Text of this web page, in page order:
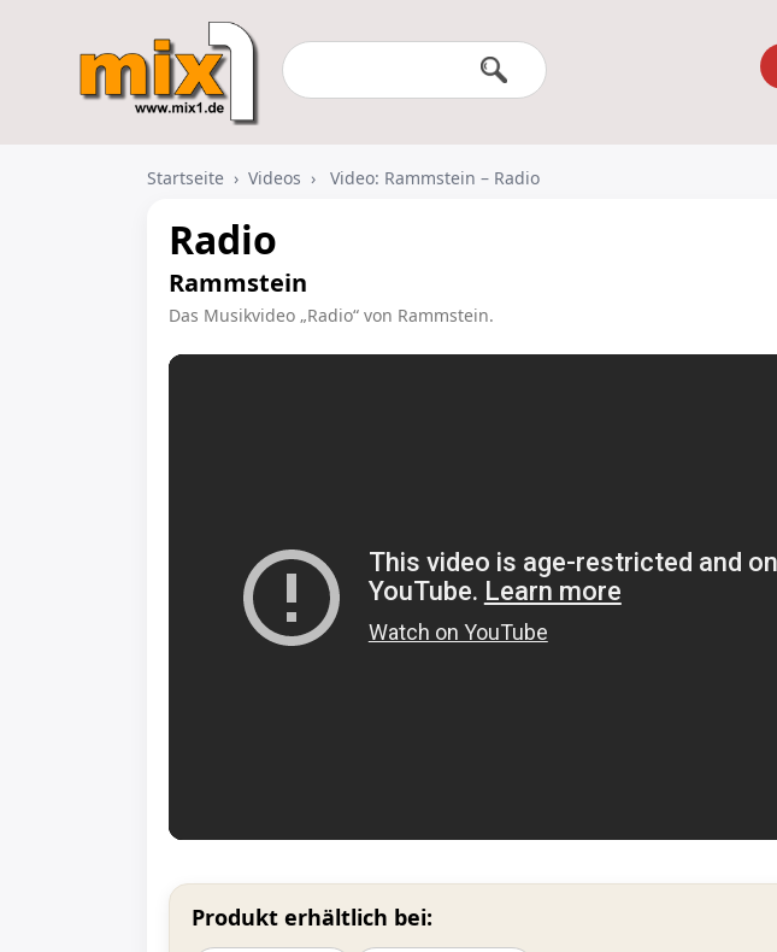
Startseite › Videos › Video: Rammstein – Radio
Radio
Rammstein
Das Musikvideo „Radio“ von Rammstein.
Produkt erhältlich bei: